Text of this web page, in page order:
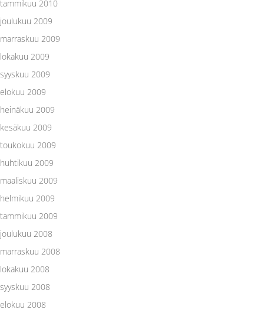
tammikuu 2010
joulukuu 2009
marraskuu 2009
lokakuu 2009
syyskuu 2009
elokuu 2009
heinäkuu 2009
kesäkuu 2009
toukokuu 2009
huhtikuu 2009
maaliskuu 2009
helmikuu 2009
tammikuu 2009
joulukuu 2008
marraskuu 2008
lokakuu 2008
syyskuu 2008
elokuu 2008